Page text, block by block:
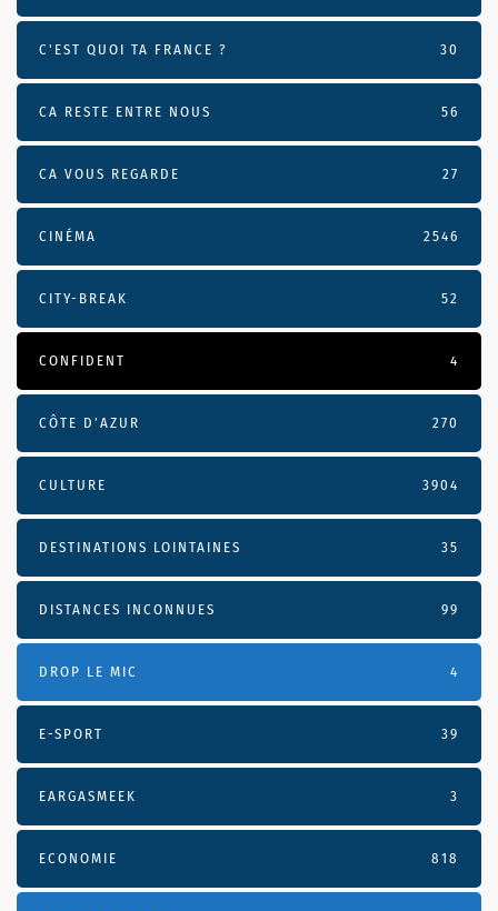
C'EST QUOI TA FRANCE ? 30
CA RESTE ENTRE NOUS 56
CA VOUS REGARDE 27
CINÉMA 2546
CITY-BREAK 52
CONFIDENT 4
CÔTE D’AZUR 270
CULTURE 3904
DESTINATIONS LOINTAINES 35
DISTANCES INCONNUES 99
DROP LE MIC 4
E-SPORT 39
EARGASMEEK 3
ECONOMIE 818